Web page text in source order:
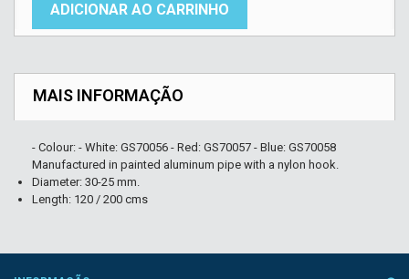
ADICIONAR AO CARRINHO
MAIS INFORMAÇÃO
- Colour: - White: GS70056 - Red: GS70057 - Blue: GS70058
Manufactured in painted aluminum pipe with a nylon hook.
Diameter: 30-25 mm.
Length: 120 / 200 cms